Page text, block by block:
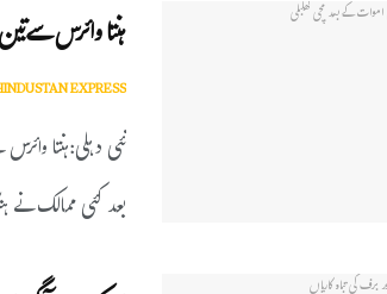
ہنتا وائرس
EXPRESS
نئی دہلی:ہنتا
بعد کئی ممالک نے